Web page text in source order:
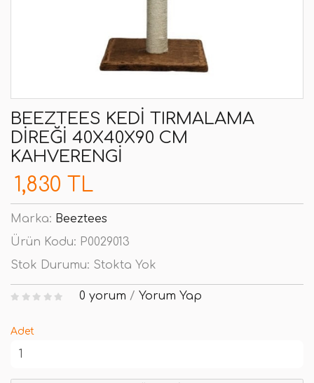
BEEZTEES KEDI TIRMALAMA
DIREĞI 40X40X90 CM
KAHVERENGI
1,830 TL
Marka: Beeztees
Ürün Kodu: P0029013
Stok Durumu: Stokta Yok
0 yorum / Yorum Yap
Adet